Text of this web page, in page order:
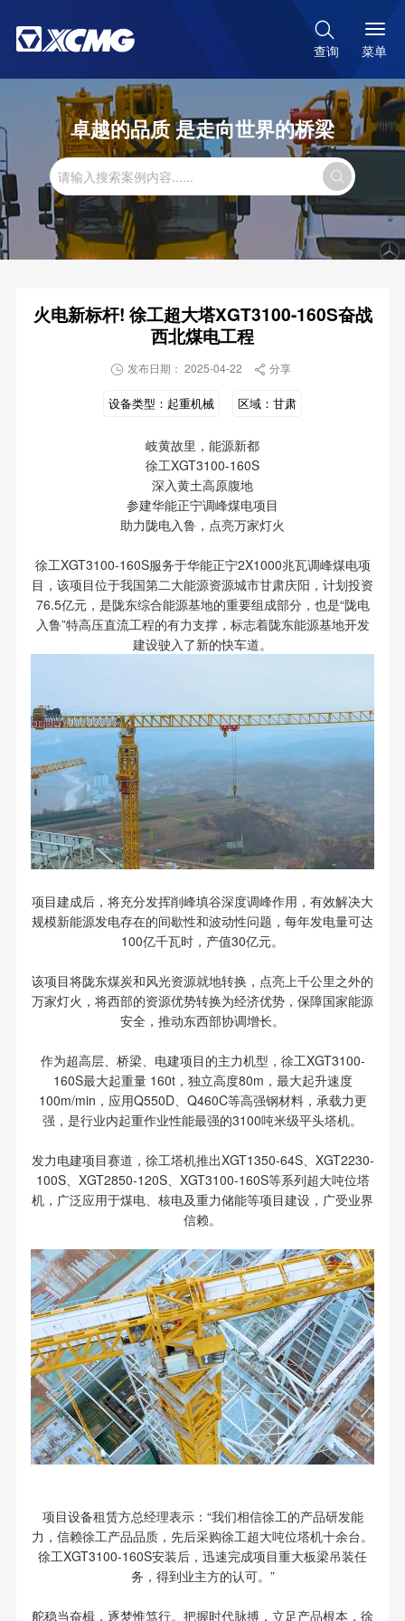

查询 菜单
卓越的品质 是走向世界的桥梁

火电新标杆! 徐工超大塔XGT3100-160S奋战
西北煤电工程
 发布日期： 2025-04-22  分享
设备类型： 起重机械 区域： 甘肃
岐黄故里，能源新都
徐工XGT3100-160S
深入黄土高原腹地
参建华能正宁调峰煤电项目
助力陇电入鲁，点亮万家灯火
徐工XGT3100-160S服务于华能正宁2X1000兆瓦调峰煤电项
目，该项目位于我国第二大能源资源城市甘肃庆阳，计划投资
76.5亿元，是陇东综合能源基地的重要组成部分，也是“陇电
入鲁”特高压直流工程的有力支撑，标志着陇东能源基地开发
建设驶入了新的快车道。
项目建成后，将充分发挥削峰填谷深度调峰作用，有效解决大
规模新能源发电存在的间歇性和波动性问题，每年发电量可达
100亿千瓦时，产值30亿元。
该项目将陇东煤炭和风光资源就地转换，点亮上千公里之外的
万家灯火，将西部的资源优势转换为经济优势，保障国家能源
安全，推动东西部协调增长。
作为超高层、桥梁、电建项目的主力机型，徐工XGT3100-
160S最大起重量 160t，独立高度80m，最大起升速度
100m/min，应用Q550D、Q460C等高强钢材料，承载力更
强，是行业内起重作业性能最强的3100吨米级平头塔机。
发力电建项目赛道，徐工塔机推出XGT1350-64S、XGT2230-
100S、XGT2850-120S、XGT3100-160S等系列超大吨位塔
机，广泛应用于煤电、核电及重力储能等项目建设，广受业界
信赖。
项目设备租赁方总经理表示：“我们相信徐工的产品研发能
力，信赖徐工产品品质，先后采购徐工超大吨位塔机十余台。
徐工XGT3100-160S安装后，迅速完成项目重大板梁吊装任
务，得到业主方的认可。”
舵稳当奋楫，逐梦惟笃行。把握时代脉搏，立足产品根本，徐